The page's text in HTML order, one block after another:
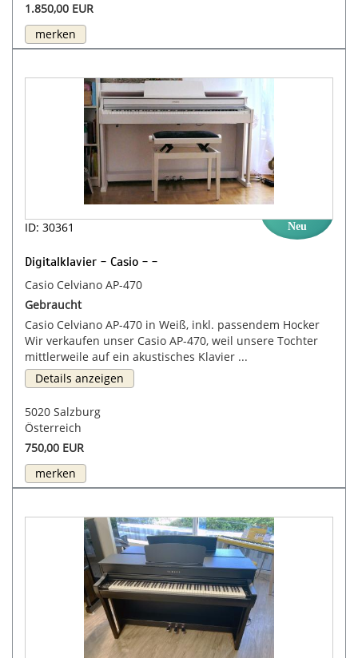
1.850,00 EUR
merken
ID: 30361 Neu
Digitalklavier - Casio - -
Casio Celviano AP-470
Gebraucht
Casio Celviano AP-470 in Weiß, inkl. passendem Hocker
Wir verkaufen unser Casio AP-470, weil unsere Tochter
mittlerweile auf ein akustisches Klavier ...
Details anzeigen
5020 Salzburg
Österreich
750,00 EUR
merken